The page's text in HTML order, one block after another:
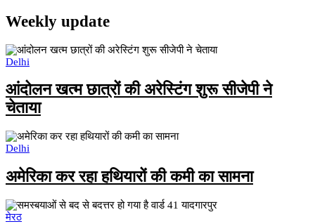
Weekly update
Delhi
आंदोलन खत्म छात्रों की अरेस्टिंग शुरू सीजेपी ने
चेताया
Delhi
अमेरिका कर रहा हथियारों की कमी का सामना
मेरठ